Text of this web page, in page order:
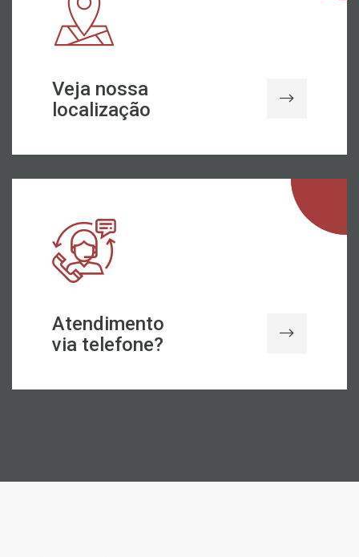
Veja nossa
localização
Atendimento
via telefone?